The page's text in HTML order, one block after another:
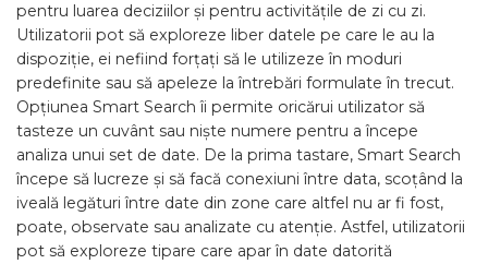
pentru luarea deciziilor și pentru activitățile de zi cu zi.
Utilizatorii pot să exploreze liber datele pe care le au la
dispoziție, ei nefiind forțați să le utilizeze în moduri
predefinite sau să apeleze la întrebări formulate în trecut.
Opțiunea Smart Search îi permite oricărui utilizator să
tasteze un cuvânt sau niște numere pentru a începe
analiza unui set de date. De la prima tastare, Smart Search
începe să lucreze și să facă conexiuni între data, scoțând la
iveală legături între date din zone care altfel nu ar fi fost,
poate, observate sau analizate cu atenție. Astfel, utilizatorii
pot să exploreze tipare care apar în date datorită